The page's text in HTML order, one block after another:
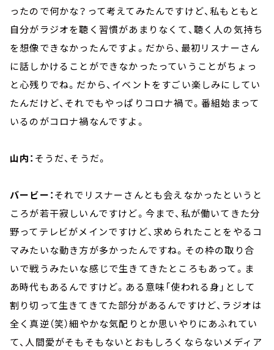
ったので何かな？って考えてみたんですけど、私もともと
自分がラジオを聴く習慣があまりなくて、聴く人の気持ち
を想像できなかったんですよ。だから、最初リスナーさん
に話しかけることができなかったっていうことがちょっ
と心残りでね。だから、イベントをすごい楽しみにしてい
たんだけど、それでもやっぱりコロナ禍で。番組始まって
いるのがコロナ禍なんですよ。
山内： そうだ、そうだ。
バービー：それでリスナーさんとも会えなかったというと
ころが若干寂しいんですけど。今まで、私が働いてきた分
野ってテレビがメインですけど、求められたことをやるコ
マみたいな動き方が多かったんですね。その枠の取り合
いで戦うみたいな感じで生きてきたところもあって。ま
あ時代もあるんですけど。ある意味「使われる身」として
割り切って生きてきてた部分があるんですけど、ラジオは
全く真逆（笑）細やかな気配りとか思いやりにあふれてい
て、人間愛がそもそもないとおもしろくならないメディア